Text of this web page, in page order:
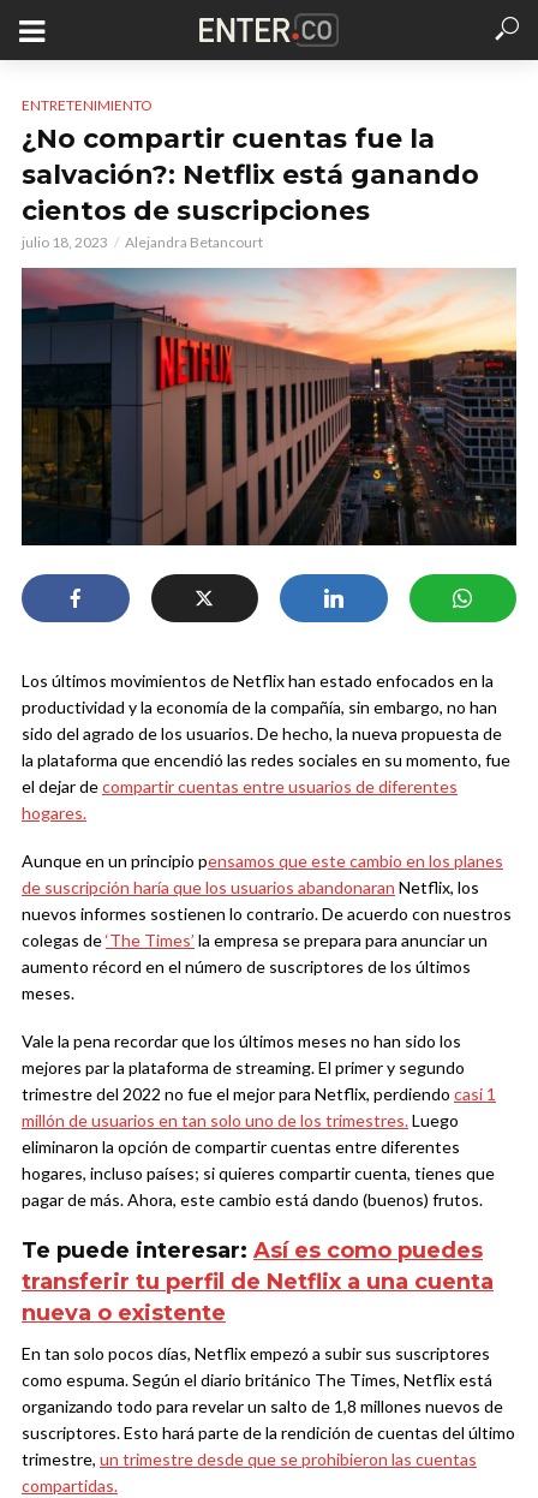
ENTRETENIMIENTO
¿No compartir cuentas fue la
salvación?: Netflix está ganando
cientos de suscripciones
julio 18, 2023 Alejandra Betancourt
Los últimos movimientos de Netflix han estado enfocados en la
productividad y la economía de la compañía, sin embargo, no han
sido del agrado de los usuarios. De hecho, la nueva propuesta de
la plataforma que encendió las redes sociales en su momento, fue
el dejar decompartir cuentas entre usuarios de diferentes
hogares.
Aunque en un principio pensamos que este cambio en los planes
de suscripción haría que los usuarios abandonaran Netflix, los
nuevos informes sostienen lo contrario. De acuerdo con nuestros
colegas de‘The Times’ la empresa se prepara para anunciar un
aumento récord en el número de suscriptores de los últimos
meses.
Vale la pena recordar que los últimos meses no han sido los
mejores par la plataforma de streaming. El primer y segundo
trimestre del 2022 no fue el mejor para Netflix, perdiendo casi 1
millón de usuarios en tan solo uno de los trimestres.Luego
eliminaron la opción de compartir cuentas entre diferentes
hogares, incluso países; si quieres compartir cuenta, tienes que
pagar de más. Ahora, este cambio está dando (buenos) frutos.
Te puede interesar: Así es como puedes
transferir tu perfil de Netflix a una cuenta
nueva o existente
En tan solo pocos días, Netflix empezó a subir sus suscriptores
como espuma. Según el diario británico The Times, Netflix está
organizando todo para revelar un salto de 1,8 millones nuevos de
suscriptores. Esto hará parte de la rendición de cuentas del último
trimestre, un trimestre desde que se prohibieron las cuentas
compartidas.